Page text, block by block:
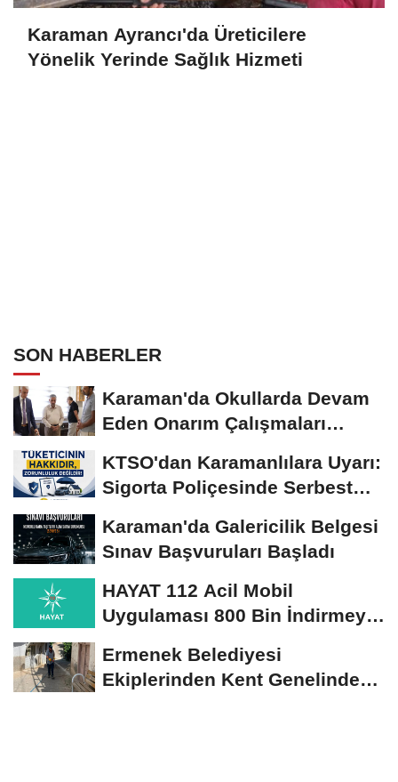
Karaman Ayrancı'da Üreticilere
Yönelik Yerinde Sağlık Hizmeti
SON HABERLER
Karaman'da Okullarda Devam
Eden Onarım Çalışmaları
KTSO'dan Karamanlılara Uyarı:
Sigorta Poliçesinde Serbest
Karaman'da Galericilik Belgesi
Sınav Başvuruları Başladı
HAYAT 112 Acil Mobil
Uygulaması 800 Bin İndirmeyi
Ermenek Belediyesi
Ekiplerinden Kent Genelinde